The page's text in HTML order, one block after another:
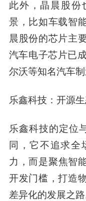
此外， 晶晨股份
景，比如车载智
晨股份的芯片主
汽车电子芯片已
尔沃等知名汽车
乐鑫科技 ： 开源
乐鑫科技的定位
同，它不追求全
力，而是聚焦智
开发门槛，打造
差异化的发展之路